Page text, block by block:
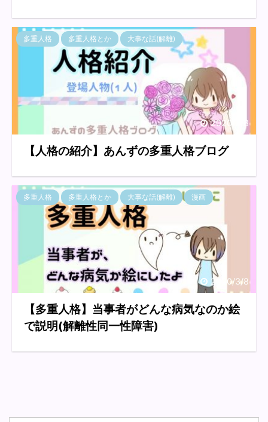
2020/3/8
多重人格 多重人格とか 大事な話(解離)
【人格の紹介】あんずの多重人格ブログ
2020/3/8
多重人格 多重人格とか 大事な話(解離) 漫画
【多重人格】当事者がどんな病気なのか絵
で説明(解離性同一性障害)